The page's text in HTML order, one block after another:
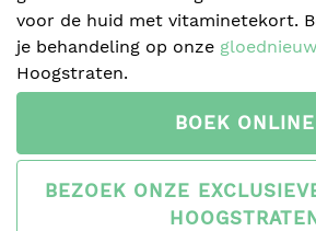
voor de huid met vitaminetekort.
je behandeling op onze
Hoogstraten.
BOEK ONLINE
BEZOEK ONZE